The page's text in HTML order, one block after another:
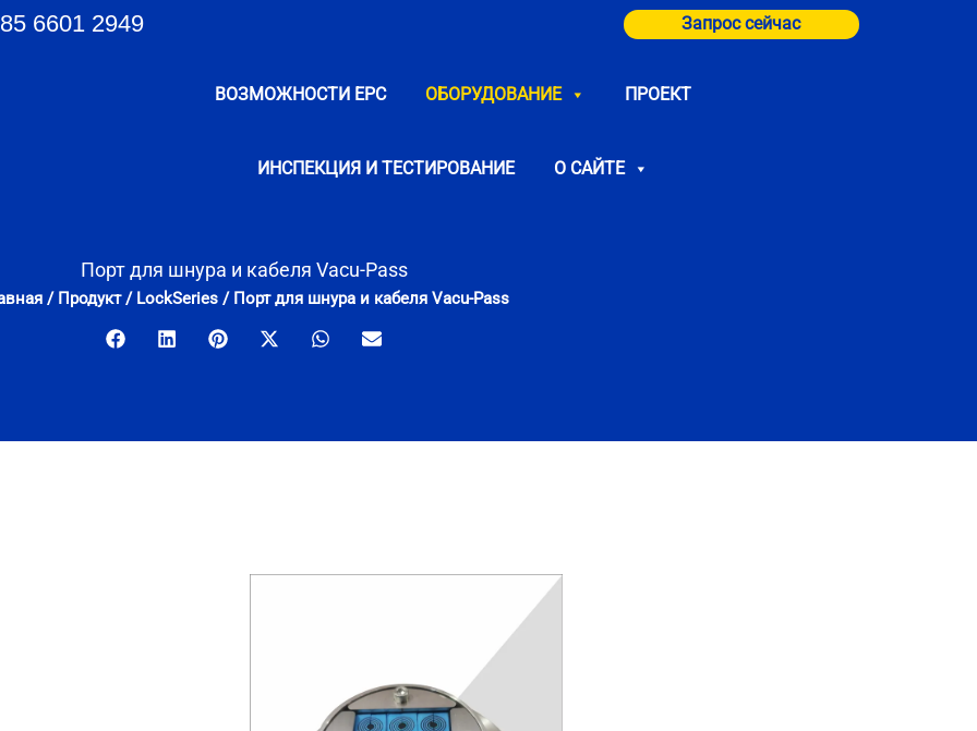
6601 2949 Запрос сейчас
ВОЗМОЖНОСТИ EPC ОБОРУДОВАНИЕ ПРОЕКТ
ИНСПЕКЦИЯ И ТЕСТИРОВАНИЕ О САЙТЕ
Порт для шнура и кабеля Vacu-Pass
/ Продукт/ LockSeries/ Порт для шнура и кабеля Vacu-Pass